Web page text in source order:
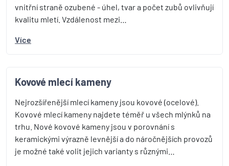
vnitřní straně ozubené - úhel, tvar a počet zubů ovlivňují
kvalitu mletí. Vzdálenost mezi…
Více
Kovové mlecí kameny
Nejrozšířenější mlecí kameny jsou kovové (ocelové).
Kovové mlecí kameny najdete téměř u všech mlýnků na
trhu. Nové kovové kameny jsou v porovnání s
keramickými výrazně levnější a do náročnějších provozů
je možné také volit jejich varianty s různými…